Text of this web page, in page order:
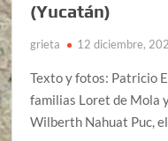
(Yucatán)
grieta 12 diciembre,
Texto y fotos: Patricio
familias Loret de Mola
Wilberth Nahuat Puc,